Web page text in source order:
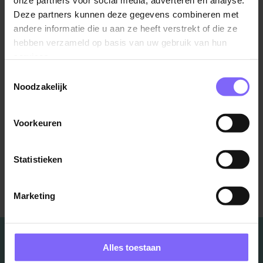
Deze partners kunnen deze gegevens combineren met
andere informatie die u aan ze heeft verstrekt of die ze
hebben verzameld op basis van uw gebruik van hun
Noodzakelijk
Voorkeuren
Statistieken
Marketing
Alles toestaan
Stessen Sport en Coaching
Kelly Stessen 06-462 687 05
Info@stessensportencoaching.nl